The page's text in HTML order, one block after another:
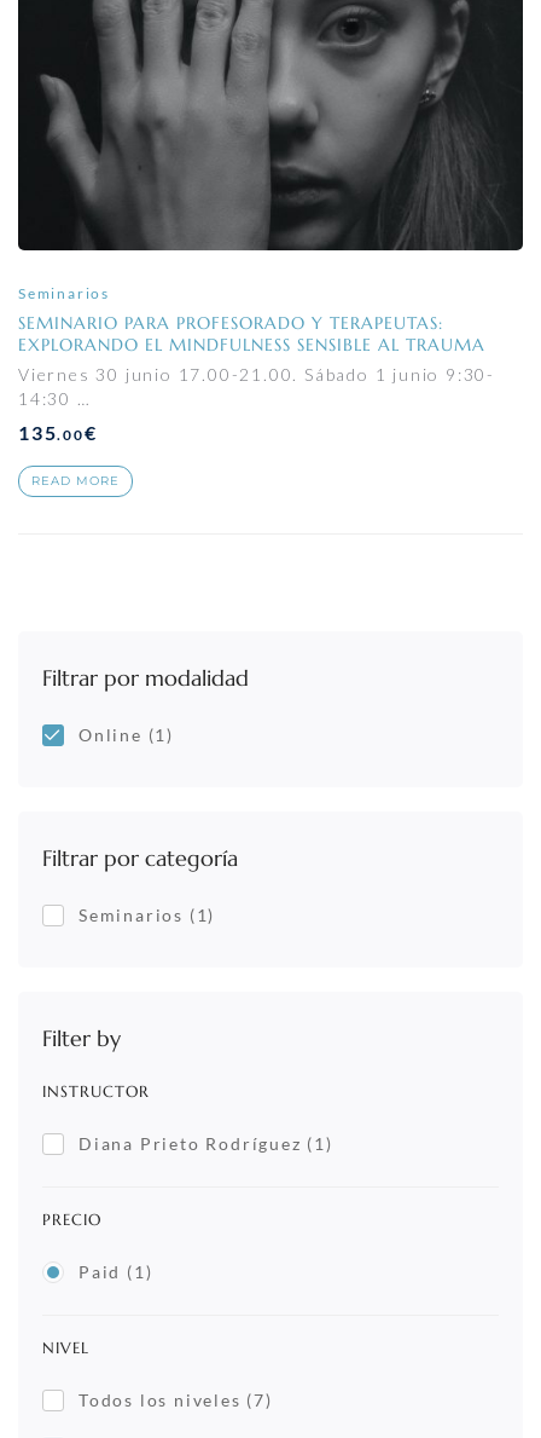
Filtrar por modalidad
Online (1)
Filtrar por categoría
Seminarios (1)
Filter by
INSTRUCTOR
Diana Prieto Rodríguez (1)
PRECIO
Paid (1)
NIVEL
Todos los niveles (7)
Seminarios
SEMINARIO PARA PROFESORADO Y TERAPEUTAS:
EXPLORANDO EL MINDFULNESS SENSIBLE AL TRAUMA
Viernes 30 junio 17.00-21.00. Sábado 1 junio 9:30-
14:30 …
135.00€
READ MORE